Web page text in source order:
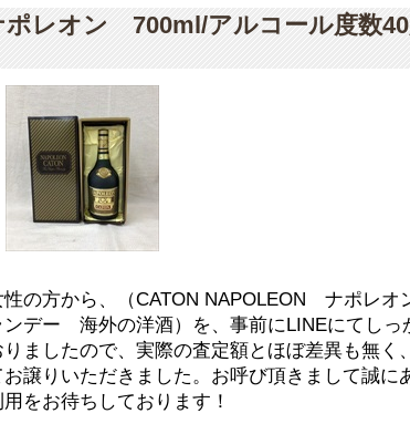
レオン 700ml/アルコール度数
性の方から、（CATON NAPOLEON ナポレ
デー 海外の洋酒）を、事前にLINEにてしっ
ましたので、実際の査定額とほぼ差異も無く
譲りいただきました。お呼び頂きまして誠に
をお待ちしております！